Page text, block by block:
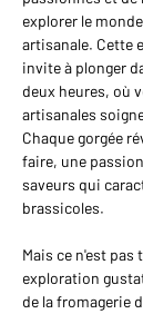
explorer le
artisanale. Cette
invite à plonger
deux heures, où
artisanales
Chaque gorgée
faire, une
saveurs qui
brassicoles.
Mais ce n'est
exploration
de la fromagerie